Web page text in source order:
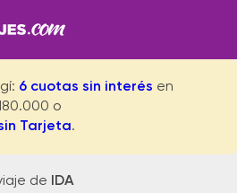
6 cuotas sin interés en
o
Tarjeta.
de IDA